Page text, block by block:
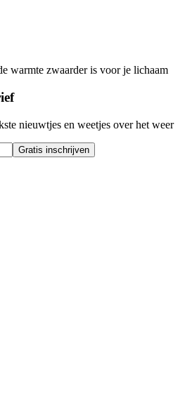
warmte zwaarder is voor je lichaam
nieuwtjes en weetjes over het weer
Gratis inschrijven